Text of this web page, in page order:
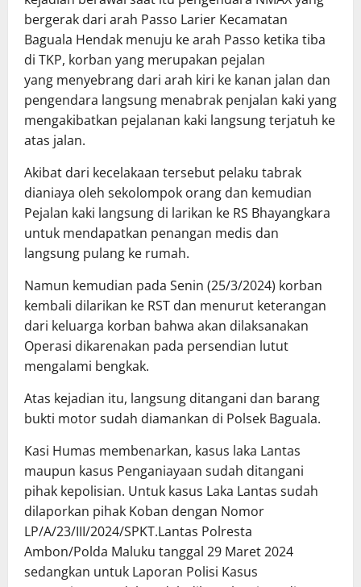
bergerak dari arah Passo Larier Kecamatan
Baguala Hendak menuju ke arah Passo ketika tiba
di TKP, korban yang merupakan pejalan
yang menyebrang dari arah kiri ke kanan jalan dan
pengendara langsung menabrak penjalan kaki yang
mengakibatkan pejalanan kaki langsung terjatuh ke
atas jalan.
Akibat dari kecelakaan tersebut pelaku tabrak
dianiaya oleh sekolompok orang dan kemudian
Pejalan kaki langsung di larikan ke RS Bhayangkara
untuk mendapatkan penangan medis dan
langsung pulang ke rumah.
Namun kemudian pada Senin (25/3/2024) korban
kembali dilarikan ke RST dan menurut keterangan
dari keluarga korban bahwa akan dilaksanakan
Operasi dikarenakan pada persendian lutut
mengalami bengkak.
Atas kejadian itu, langsung ditangani dan barang
bukti motor sudah diamankan di Polsek Baguala.
Kasi Humas membenarkan, kasus laka Lantas
maupun kasus Penganiayaan sudah ditangani
pihak kepolisian. Untuk kasus Laka Lantas sudah
dilaporkan pihak Koban dengan Nomor
LP/A/23/III/2024/SPKT.Lantas Polresta
Ambon/Polda Maluku tanggal 29 Maret 2024
sedangkan untuk Laporan Polisi Kasus